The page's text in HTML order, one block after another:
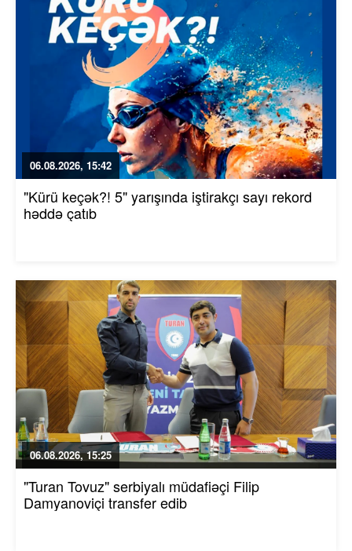
06.08.2026, 15:42
"Kürü keçək?! 5" yarışında iştirakçı sayı rekord
həddə çatıb
06.08.2026, 15:25
"Turan Tovuz" serbiyalı müdafiəçi Filip
Damyanoviçi transfer edib